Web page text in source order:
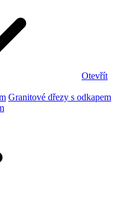
Otevřít
Granitové dřezy s odkapem